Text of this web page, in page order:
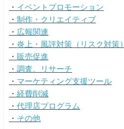
・ イベントプロモーション
・ 制作・クリエイティブ
・ 広報関連
・ 炎上・風評対策（リスク対策）
・ 販売促進
・ 調査、リサーチ
・ マーケティング支援ツール
・ 経費削減
・ 代理店プログラム
・ その他